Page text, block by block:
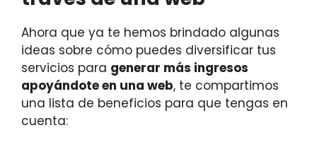
Ahora que ya te hemos brindado algunas
ideas sobre cómo puedes diversificar tus
servicios para generar más ingresos
apoyándote en una web, te compartimos
una lista de beneficios para que tengas en
cuenta: